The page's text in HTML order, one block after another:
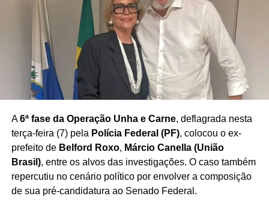
A6ª fase da Operação Unha e Carne, deflagrada nesta
terça-feira (7) pela Polícia Federal (PF), colocou o ex-
prefeito de Belford Roxo, Márcio Canella (União
Brasil), entre os alvos das investigações. O caso também
repercutiu no cenário político por envolver a composição
de sua pré-candidatura ao Senado Federal.